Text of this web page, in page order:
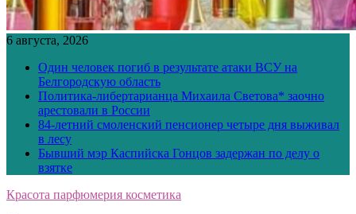
6 августа, 2026
Один человек погиб в результате атаки ВСУ на
Белгородскую область
Политика-либертарианца Михаила Светова* заочно
арестовали в России
84-летний смоленский пенсионер четыре дня выживал
в лесу
Бывший мэр Каспийска Гонцов задержан по делу о
взятке
Красота парфюмерия косметика